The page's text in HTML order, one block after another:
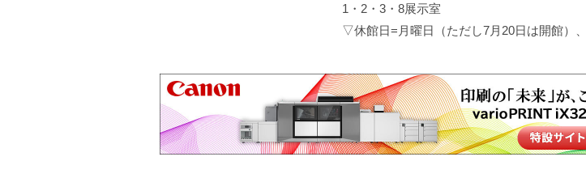
1・2・3・8展示室
▽休館日=月曜日（ただし7月20日は開館）